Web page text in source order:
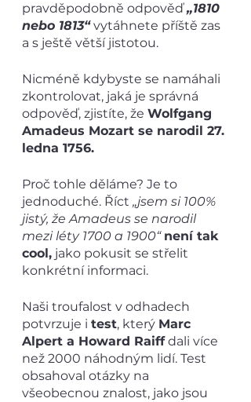
pravděpodobně odpověď „1810
nebo 1813“ vytáhnete příště zas
a s ještě větší jistotou.
Nicméně kdybyste se namáhali
zkontrolovat, jaká je správná
odpověď, zjistíte, že Wolfgang
Amadeus Mozart se narodil 27.
ledna 1756.
Proč tohle děláme? Je to
jednoduché. Říct „jsem si 100%
jistý, že Amadeus se narodil
mezi léty 1700 a 1900“ není tak
cool, jako pokusit se střelit
konkrétní informaci.
Naši troufalost v odhadech
potvrzuje i test, který Marc
Alpert a Howard Raiff dali více
než 2000 náhodným lidí. Test
obsahoval otázky na
všeobecnou znalost, jako jsou